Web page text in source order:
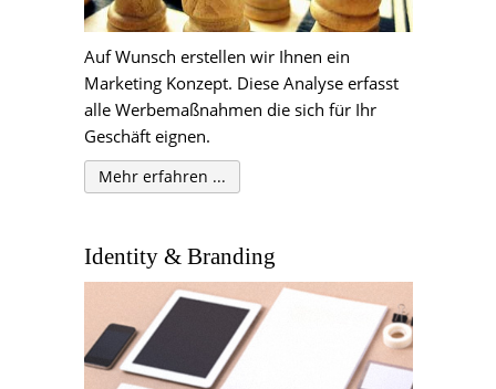
Auf Wunsch erstellen wir Ihnen ein
Marketing Konzept. Diese Analyse erfasst
alle Werbemaßnahmen die sich für Ihr
Geschäft eignen.
Mehr erfahren ...
Identity & Branding